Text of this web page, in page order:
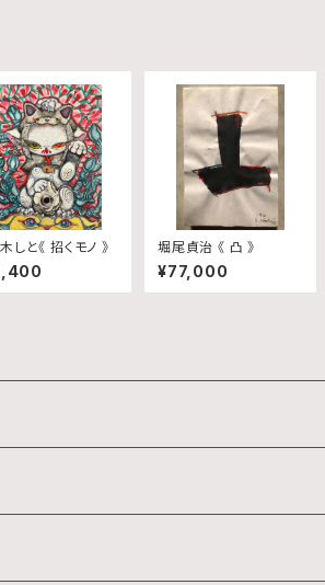
しと《 招くモノ 》 堀尾貞治 《 凸 》
¥77,000